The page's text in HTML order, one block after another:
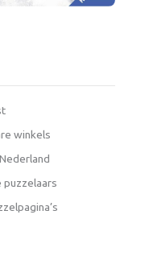
winkels
puzzelaars